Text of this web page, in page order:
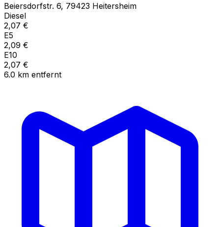
Beiersdorfstr. 6, 79423 Heitersheim
Diesel
2,07 €
E5
2,09 €
E10
2,07 €
6.0 km entfernt